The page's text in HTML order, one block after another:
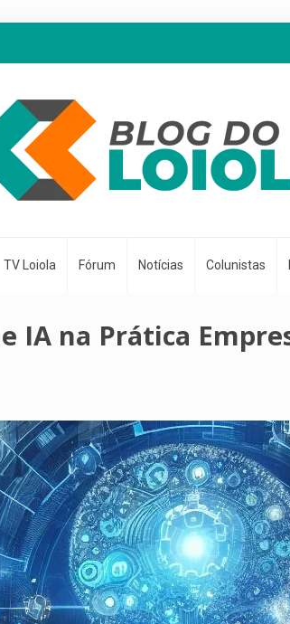
TV Loiola Fórum Notícias Colunistas
IA na Prática